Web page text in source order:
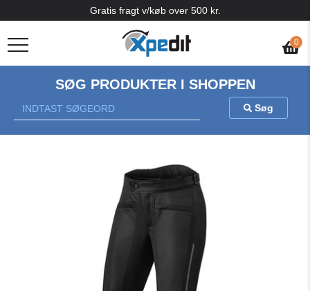
0
Gratis fragt v/køb over 500 kr.
SØG PRODUKTER I SHOPPEN
Søg